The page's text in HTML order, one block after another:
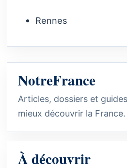
Rennes
NotreFrance
Articles, dossiers et
mieux découvrir la France.
À découvrir